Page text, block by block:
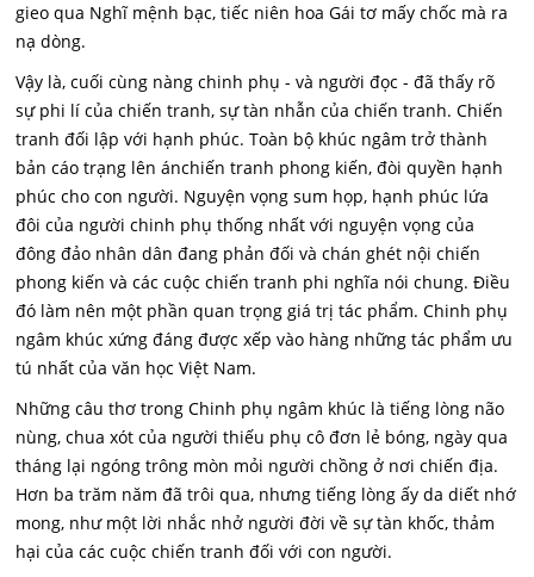
gieo qua Nghĩ mệnh bạc, tiếc niên hoa Gái tơ mấy chốc mà ra
nạ dòng.
Vậy là, cuối cùng nàng chinh phụ - và người đọc - đã thấy rõ
sự phi lí của chiến tranh, sự tàn nhẫn của chiến tranh. Chiến
tranh đối lập với hạnh phúc. Toàn bộ khúc ngâm trở thành
bản cáo trạng lên ánchiến tranh phong kiến, đòi quyền hạnh
phúc cho con người. Nguyện vọng sum họp, hạnh phúc lứa
đôi của người chinh phụ thống nhất với nguyện vọng của
đông đảo nhân dân đang phản đối và chán ghét nội chiến
phong kiến và các cuộc chiến tranh phi nghĩa nói chung. Điều
đó làm nên một phần quan trọng giá trị tác phẩm. Chinh phụ
ngâm khúc xứng đáng được xếp vào hàng những tác phẩm ưu
tú nhất của văn học Việt Nam.
Những câu thơ trong Chinh phụ ngâm khúc là tiếng lòng não
nùng, chua xót của người thiếu phụ cô đơn lẻ bóng, ngày qua
tháng lại ngóng trông mòn mỏi người chồng ở nơi chiến địa.
Hơn ba trăm năm đã trôi qua, nhưng tiếng lòng ấy da diết nhớ
mong, như một lời nhắc nhở người đời về sự tàn khốc, thảm
hại của các cuộc chiến tranh đối với con người.